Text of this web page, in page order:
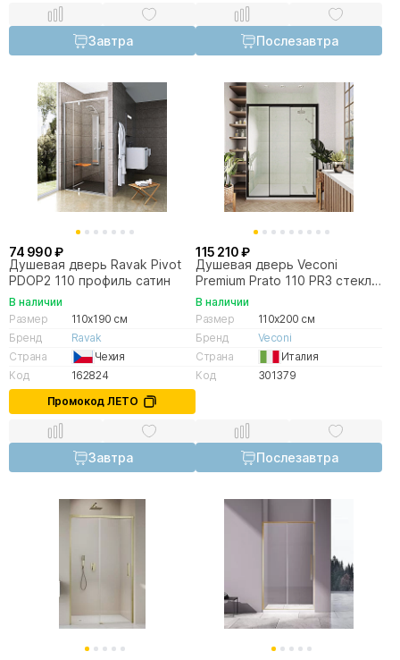
Завтра Послезавтра
74 990 ₽
Душевая дверь Ravak Pivot
PDOP2 110 профиль сатин
В наличии
Размер
110x190 см
Бренд
Ravak
Страна
Чехия
Код
162824
Промокод ЛЕТО
Завтра
115 210 ₽
Душевая дверь Veconi
Premium Prato 110 PR3 стекло
прозрачное/профиль черный
матовый
В наличии
Размер
110x200 см
Бренд
Veconi
Страна
Италия
Код
301379
Послезавтра